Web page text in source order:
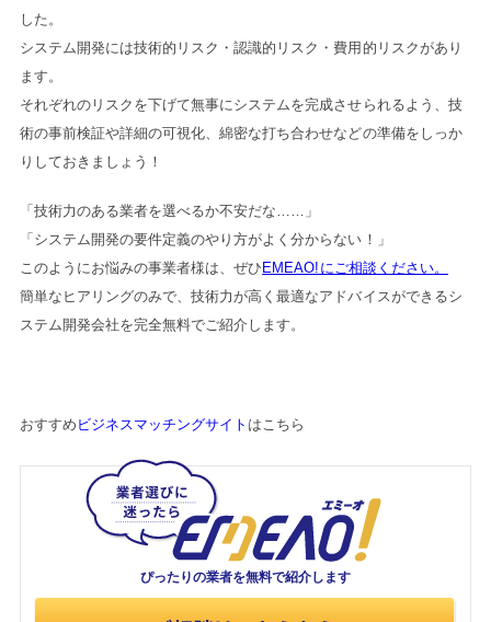
した。
システム開発には技術的リスク・認識的リスク・費用的リスクがあり
ます。
それぞれのリスクを下げて無事にシステムを完成させられるよう、技
術の事前検証や詳細の可視化、綿密な打ち合わせなどの準備をしっか
りしておきましょう！
「技術力のある業者を選べるか不安だな……」
「システム開発の要件定義のやり方がよく分からない！」
このようにお悩みの事業者様は、ぜひ EMEAO!にご相談ください。
簡単なヒアリングのみで、技術力が高く最適なアドバイスができるシ
ステム開発会社を完全無料でご紹介します。
おすすめ ビジネスマッチングサイト はこちら
ぴったりの業者を無料で紹介します